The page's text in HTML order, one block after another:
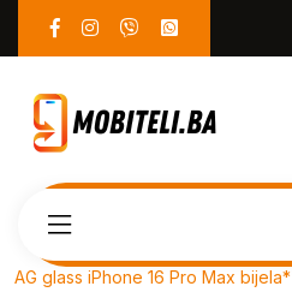
AG glass iPhone 16 Pro Max bijela*